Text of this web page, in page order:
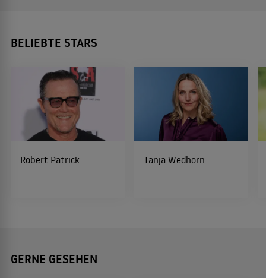
BELIEBTE STARS
Robert Patrick Tanja Wedhorn
GERNE GESEHEN